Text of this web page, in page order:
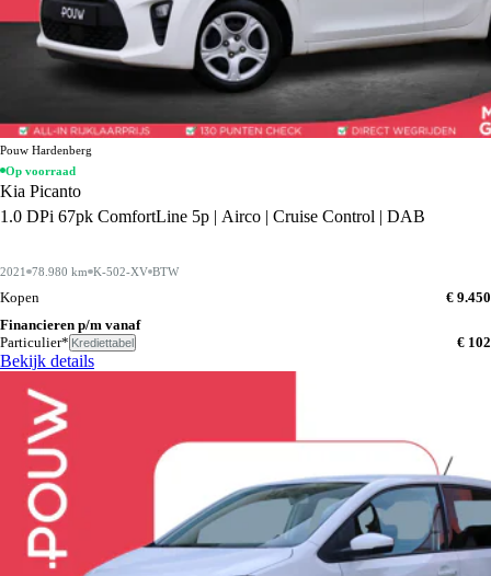
Pouw Hardenberg
Op voorraad
Kia Picanto
1.0 DPi 67pk ComfortLine 5p | Airco | Cruise Control | DAB
2021 78.980 km K-502-XV BTW
Kopen
€ 9.450
Financieren p/m vanaf
Particulier* Krediettabel € 102
Bekijk details